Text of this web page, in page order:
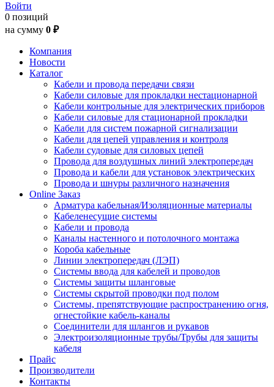
Войти
0 позиций
на сумму 0 ₽
Компания
Новости
Каталог
Кабели и провода передачи связи
Кабели силовые для прокладки нестационарной
Кабели контрольные для электрических приборов
Кабели силовые для стационарной прокладки
Кабели для систем пожарной сигнализации
Кабели для цепей управления и контроля
Кабели судовые для силовых цепей
Провода для воздушных линий электропередач
Провода и кабели для установок электрических
Провода и шнуры различного назначения
Online Заказ
Арматура кабельная/Изоляционные материалы
Кабеленесущие системы
Кабели и провода
Каналы настенного и потолочного монтажа
Короба кабельные
Линии электропередач (ЛЭП)
Системы ввода для кабелей и проводов
Системы защиты шланговые
Системы скрытой проводки под полом
Системы, препятствующие распространению огня,
огнестойкие кабель-каналы
Соединители для шлангов и рукавов
Электроизоляционные трубы/Трубы для защиты
кабеля
Прайс
Производители
Контакты